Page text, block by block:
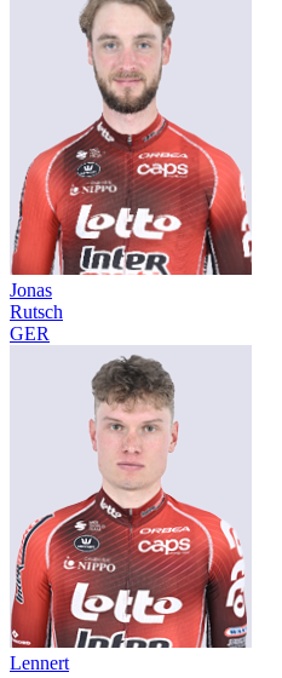
Jonas
Rutsch
GER
Lennert